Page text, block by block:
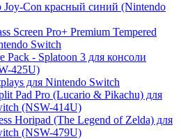
Joy-Con красный синий (Nintendo
Screen Pro+ Premium Tempered
Switch
- Splatoon 3 для консоли
425U)
для Nintendo Switch
Pad Pro (Lucario & Pikachu) для
(NSW-414U)
Horipad (The Legend of Zelda) для
(NSW-479U)